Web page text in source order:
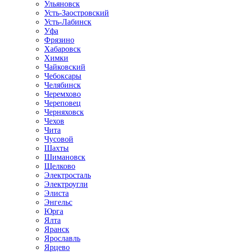
Ульяновск
Усть-Заостровский
Усть-Лабинск
Уфа
Фрязино
Хабаровск
Химки
Чайковский
Чебоксары
Челябинск
Черемхово
Череповец
Черняховск
Чехов
Чита
Чусовой
Шахты
Шимановск
Щелково
Электросталь
Электроугли
Элиста
Энгельс
Юрга
Ялта
Яранск
Ярославль
Ярцево